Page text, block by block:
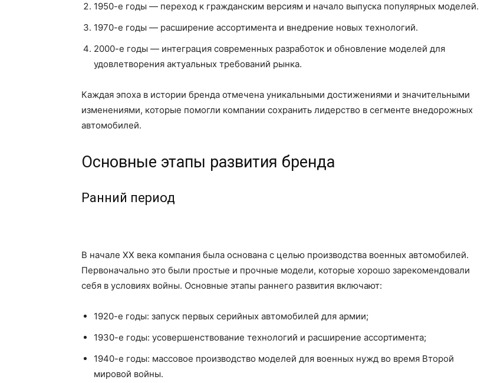
1950-е годы — переход к гражданским версиям и начало выпуска популярных моделей.
1970-е годы — расширение ассортимента и внедрение новых технологий.
2000-е годы — интеграция современных разработок и обновление моделей для
удовлетворения актуальных требований рынка.
Каждая эпоха в истории бренда отмечена уникальными достижениями и значительными
изменениями, которые помогли компании сохранить лидерство в сегменте внедорожных
автомобилей.
Основные этапы развития бренда
Ранний период
В начале XX века компания была основана с целью производства военных автомобилей.
Первоначально это были простые и прочные модели, которые хорошо зарекомендовали
себя в условиях войны. Основные этапы раннего развития включают:
1920-е годы: запуск первых серийных автомобилей для армии;
1930-е годы: усовершенствование технологий и расширение ассортимента;
1940-е годы: массовое производство моделей для военных нужд во время Второй
мировой войны.